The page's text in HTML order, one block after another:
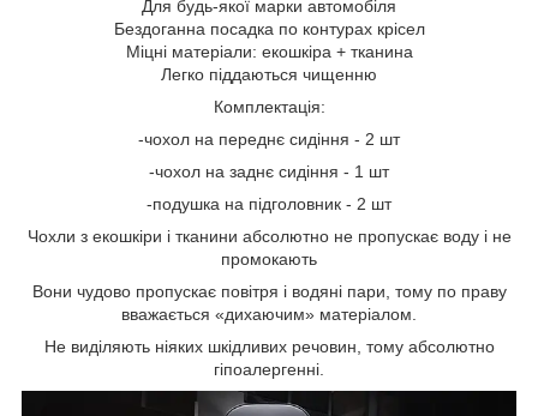
Для будь-якої марки автомобіля
Бездоганна посадка по контурах крісел
Міцні матеріали: екошкіра + тканина
Легко піддаються чищенню
Комплектація:
-чохол на переднє сидіння - 2 шт
-чохол на заднє сидіння - 1 шт
-подушка на підголовник - 2 шт
Чохли з екошкіри і тканини абсолютно не пропускає воду і не
промокають
Вони чудово пропускає повітря і водяні пари, тому по праву
вважається «дихаючим» матеріалом.
Не виділяють ніяких шкідливих речовин, тому абсолютно
гіпоалергенні.